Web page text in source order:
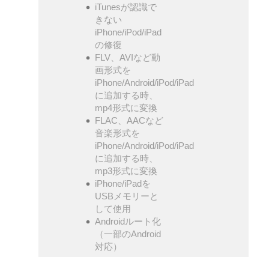
iTunesが認識で
きない
iPhone/iPod/iPad
の修復
FLV、AVIなど動
画形式を
iPhone/Android/iPod/iPad
に追加する時、
mp4形式に変換
FLAC、AACなど
音楽形式を
iPhone/Android/iPod/iPad
に追加する時、
mp3形式に変換
iPhone/iPadを
USBメモリーと
して使用
Androidルート化
（一部のAndroid
対応）